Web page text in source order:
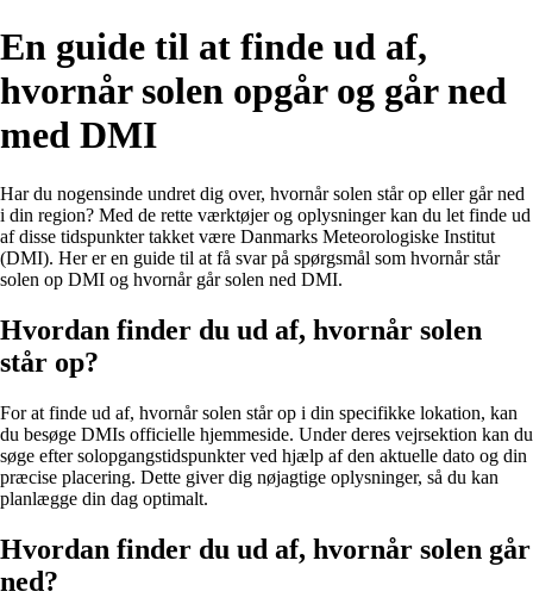
En guide til at finde ud af,
hvornår solen opgår og går ned
med DMI
Har du nogensinde undret dig over, hvornår solen står op eller går ned
i din region? Med de rette værktøjer og oplysninger kan du let finde ud
af disse tidspunkter takket være Danmarks Meteorologiske Institut
(DMI). Her er en guide til at få svar på spørgsmål som hvornår står
solen op DMI og hvornår går solen ned DMI.
Hvordan finder du ud af, hvornår solen
står op?
For at finde ud af, hvornår solen står op i din specifikke lokation, kan
du besøge DMIs officielle hjemmeside. Under deres vejrsektion kan du
søge efter solopgangstidspunkter ved hjælp af den aktuelle dato og din
præcise placering. Dette giver dig nøjagtige oplysninger, så du kan
planlægge din dag optimalt.
Hvordan finder du ud af, hvornår solen går
ned?